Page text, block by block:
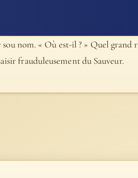
nom. « Où est-il ? » Quel grand
frauduleusement du Sauveur.